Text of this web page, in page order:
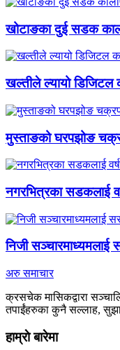
खोटाङका दुई सडक
खल्तीले ल्यायो डिजिटल
मुस्ताङको घरपझोङ
नगरभित्रका सडकलाई
निजी सञ्चारमाध्यमलाई
अरु समाचार
क्रसचेक मासिकद्वारा
तपाईंहरुका कुनै सल्लाह,
हाम्राे बारेमा